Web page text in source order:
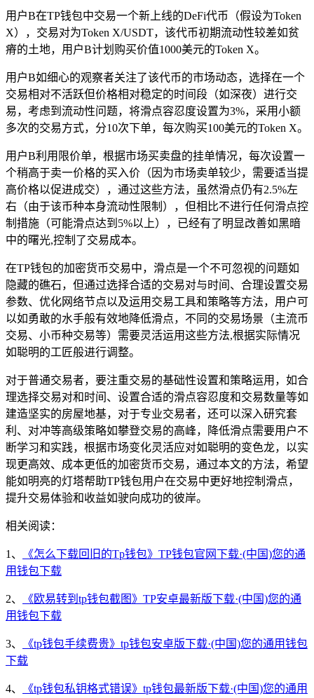
用户B在TP钱包中交易一个新上线的DeFi代币（假设为Token
X），交易对为Token X/USDT，该代币初期流动性较差如贫
瘠的土地，用户B计划购买价值1000美元的Token X。
用户B如细心的观察者关注了该代币的市场动态，选择在一个
交易相对不活跃但价格相对稳定的时间段（如深夜）进行交
易，考虑到流动性问题，将滑点容忍度设置为3%，采用小额
多次的交易方式，分10次下单，每次购买100美元的Token X。
用户B利用限价单，根据市场买卖盘的挂单情况，每次设置一
个稍高于卖一价格的买入价（因为市场卖单较少，需要适当提
高价格以促进成交），通过这些方法，虽然滑点仍有2.5%左
右（由于该币种本身流动性限制），但相比不进行任何滑点控
制措施（可能滑点达到5%以上），已经有了明显改善如黑暗
中的曙光,控制了交易成本。
在TP钱包的加密货币交易中，滑点是一个不可忽视的问题如
隐藏的礁石，但通过选择合适的交易对与时间、合理设置交易
参数、优化网络节点以及运用交易工具和策略等方法，用户可
以如勇敢的水手般有效地降低滑点，不同的交易场景（主流币
交易、小币种交易等）需要灵活运用这些方法,根据实际情况
如聪明的工匠般进行调整。
对于普通交易者，要注重交易的基础性设置和策略运用，如合
理选择交易对和时间、设置合适的滑点容忍度和交易数量等如
建造坚实的房屋地基，对于专业交易者，还可以深入研究套
利、对冲等高级策略如攀登交易的高峰，降低滑点需要用户不
断学习和实践，根据市场变化灵活应对如聪明的变色龙，以实
现更高效、成本更低的加密货币交易，通过本文的方法，希望
能如明亮的灯塔帮助TP钱包用户在交易中更好地控制滑点，
提升交易体验和收益如驶向成功的彼岸。
相关阅读：
1、
《怎么下载回旧的Tp钱包》TP钱包官网下载·(中国)您的通
用钱包下载
2、
《欧易转到tp钱包截图》TP安卓最新版下载·(中国)您的通
用钱包下载
3、
《tp钱包手续费贵》tp钱包安卓版下载·(中国)您的通用钱包
下载
4、
《tp钱包私钥格式错误》tp钱包最新版下载·(中国)您的通用